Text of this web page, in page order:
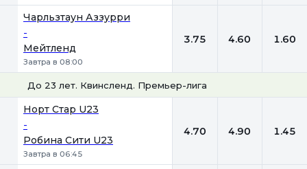
Чарльзтаун Аззурри
-
Мейтленд
Завтра в 08:00
3.75 4.60 1.60
До 23 лет. Квинсленд. Премьер-лига
Норт Стар U23
-
Робина Сити U23
Завтра в 06:45
4.70 4.90 1.45